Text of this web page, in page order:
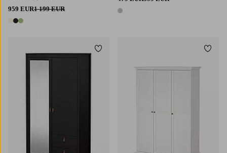
959 EUR1 199 EUR
3 värejä
1 väri
Lisää suosikkeihin